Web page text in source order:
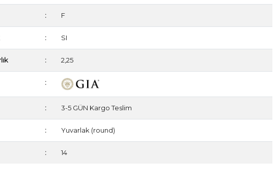
: F
: SI
: 2,25
:
: 3-5 GÜN Kargo Teslim
: Yuvarlak (round)
: 14